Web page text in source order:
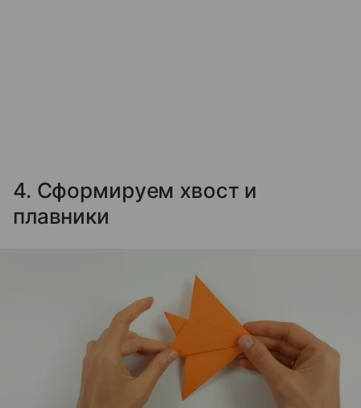
4. Сформируем хвост и
плавники